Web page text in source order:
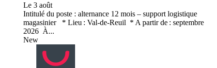
Le 3 août
Intitulé du poste : alternance 12 mois – support logistique
magasinier * Lieu : Val-de-Reuil * A partir de : septembre
2026 À...
New